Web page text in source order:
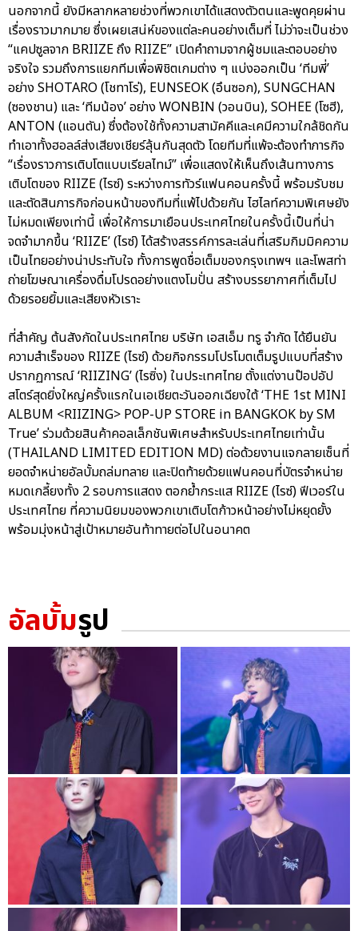
นอกจากนี้ ยังมีหลากหลายช่วงที่พวกเขาได้แสดงตัวตนและพูดคุยผ่าน
เรื่องราวมากมาย ซึ่งเผยเสน่ห์ของแต่ละคนอย่างเต็มที่ ไม่ว่าจะเป็นช่วง
“แคปซูลจาก BRIIZE ถึง RIIZE” เปิดคำถามจากผู้ชมและตอบอย่าง
จริงใจ รวมถึงการแยกทีมเพื่อพิชิตเกมต่าง ๆ แบ่งออกเป็น ‘ทีมพี่’
อย่าง SHOTARO (โชทาโร่), EUNSEOK (อึนซอก), SUNGCHAN
(ซองชาน) และ ‘ทีมน้อง’ อย่าง WONBIN (วอนบิน), SOHEE (โซฮี),
ANTON (แอนตัน) ซึ่งต้องใช้ทั้งความสามัคคีและเคมีความใกล้ชิดกัน
ทำเอาทั้งฮอลล์ส่งเสียงเชียร์ลุ้นกันสุดตัว โดยทีมที่แพ้จะต้องทำภารกิจ
“เรื่องราวการเติบโตแบบเรียลไทม์” เพื่อแสดงให้เห็นถึงเส้นทางการ
เติบโตของ RIIZE (ไรซ์) ระหว่างการทัวร์แฟนคอนครั้งนี้ พร้อมรับชม
และตัดสินภารกิจก่อนหน้าของทีมที่แพ้ไปด้วยกัน ไฮไลท์ความพิเศษยัง
ไม่หมดเพียงเท่านี้ เพื่อให้การมาเยือนประเทศไทยในครั้งนี้เป็นที่น่า
จดจำมากขึ้น ‘RIIZE’ (ไรซ์) ได้สร้างสรรค์การละเล่นที่เสริมกิมมิคความ
เป็นไทยอย่างน่าประทับใจ ทั้งการพูดชื่อเต็มของกรุงเทพฯ และโพสท่า
ถ่ายโฆษณาเครื่องดื่มโปรดอย่างแตงโมปั่น สร้างบรรยากาศที่เต็มไป
ด้วยรอยยิ้มและเสียงหัวเราะ
ที่สำคัญ ต้นสังกัดในประเทศไทย บริษัท เอสเอ็ม ทรู จำกัด ได้ยืนยัน
ความสำเร็จของ RIIZE (ไรซ์) ด้วยกิจกรรมโปรโมตเต็มรูปแบบที่สร้าง
ปรากฏการณ์ ‘RIIZING’ (ไรซิ่ง) ในประเทศไทย ตั้งแต่งานป๊อปอัป
สโตร์สุดยิ่งใหญ่ครั้งแรกในเอเชียตะวันออกเฉียงใต้ ‘THE 1st MINI
ALBUM <RIIZING> POP-UP STORE in BANGKOK by SM
True’ ร่วมด้วยสินค้าคอลเล็กชันพิเศษสำหรับประเทศไทยเท่านั้น
(THAILAND LIMITED EDITION MD) ต่อด้วยงานแจกลายเซ็นที่
ยอดจำหน่ายอัลบั้มถล่มทลาย และปิดท้ายด้วยแฟนคอนที่บัตรจำหน่าย
หมดเกลี้ยงทั้ง 2 รอบการแสดง ตอกย้ำกระแส RIIZE (ไรซ์) ฟีเวอร์ใน
ประเทศไทย ที่ความนิยมของพวกเขาเติบโตก้าวหน้าอย่างไม่หยุดยั้ง
พร้อมมุ่งหน้าสู่เป้าหมายอันท้าทายต่อไปในอนาคต
อัลบั้มรูป